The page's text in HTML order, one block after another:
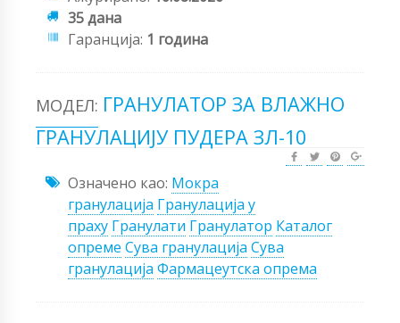
35 дана
Гаранција: 1 година
МОДЕЛ: ГРАНУЛАТОР ЗА ВЛАЖНО
ГРАНУЛАЦИЈУ ПУДЕРА ЗЛ-10
Означено као: Мокра
гранулација Гранулација у
праху Гранулати Гранулатор Каталог
опреме Сува гранулација Сува
гранулација Фармацеутска опрема